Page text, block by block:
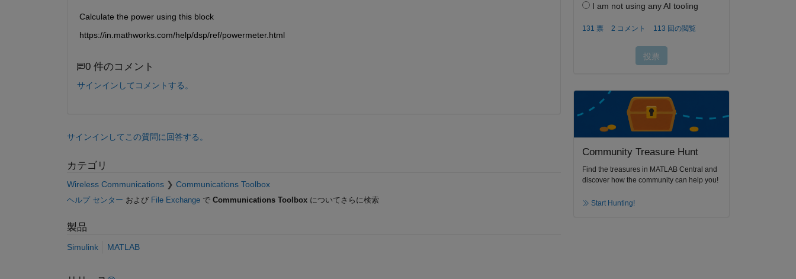
Calculate the power using this block
https://in.mathworks.com/help/dsp/ref/powermeter.html
0 件のコメント
サインインしてコメントする。
サインインしてこの質問に回答する。
カテゴリ
Wireless Communications Communications Toolbox
ヘルプ センター および File Exchangeで Communications Toolboxについてさらに検索
製品
Simulink MATLAB
Community Treasure Hunt
Find the treasures in MATLAB Central and
discover how the community can help you!
Start Hunting!